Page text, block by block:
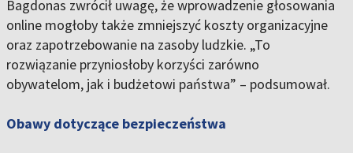
Bagdonas zwrócił uwagę, że wprowadzenie głosowania
online mogłoby także zmniejszyć koszty organizacyjne
oraz zapotrzebowanie na zasoby ludzkie. „To
rozwiązanie przyniosłoby korzyści zarówno
obywatelom, jak i budżetowi państwa” – podsumował.
Obawy dotyczące bezpieczeństwa